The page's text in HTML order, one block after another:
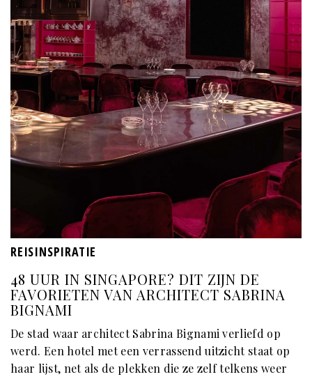
REISINSPIRATIE
48 UUR IN SINGAPORE? DIT ZIJN DE
FAVORIETEN VAN ARCHITECT SABRINA
BIGNAMI
De stad waar architect Sabrina Bignami verliefd op
werd. Een hotel met een verrassend uitzicht staat op
haar lijst, net als de plekken die ze zelf telkens weer